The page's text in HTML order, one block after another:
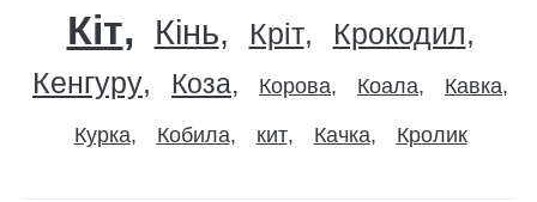
Кіт Кінь Кріт
Крокодил
Кенгуру
Коза Корова Коала Кавка
Курка Кобила кит Качка Кролик